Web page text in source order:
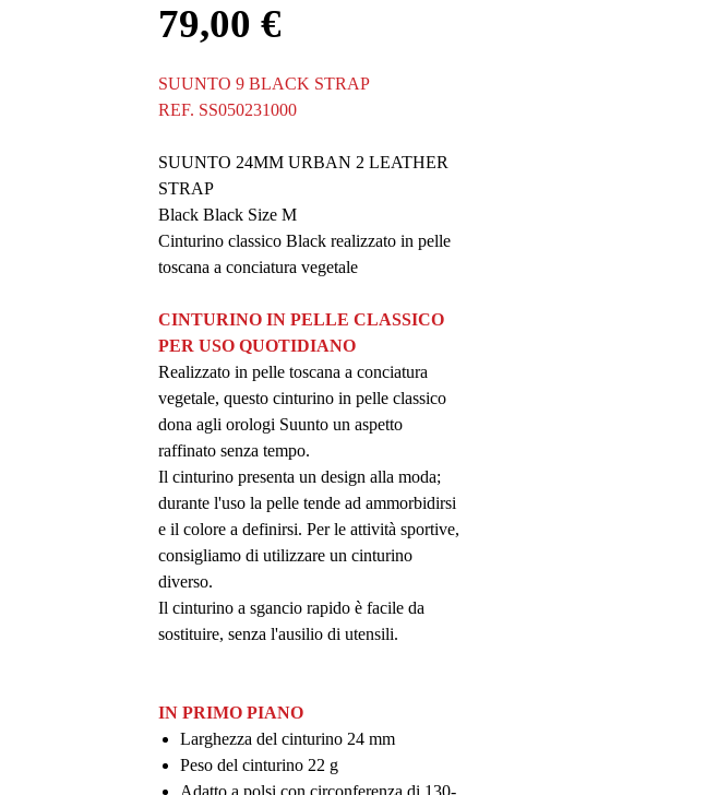
79,00 €
SUUNTO 9 BLACK STRAP
REF. SS050231000
SUUNTO 24MM URBAN 2 LEATHER
STRAP
Black Black Size M
Cinturino classico Black realizzato in pelle
toscana a conciatura vegetale
CINTURINO IN PELLE CLASSICO
PER USO QUOTIDIANO
Realizzato in pelle toscana a conciatura
vegetale, questo cinturino in pelle classico
dona agli orologi Suunto un aspetto
raffinato senza tempo.
Il cinturino presenta un design alla moda;
durante l'uso la pelle tende ad ammorbidirsi
e il colore a definirsi. Per le attività sportive,
consigliamo di utilizzare un cinturino
diverso.
Il cinturino a sgancio rapido è facile da
sostituire, senza l'ausilio di utensili.
IN PRIMO PIANO
Larghezza del cinturino 24 mm
Peso del cinturino 22 g
Adatto a polsi con circonferenza di 130-